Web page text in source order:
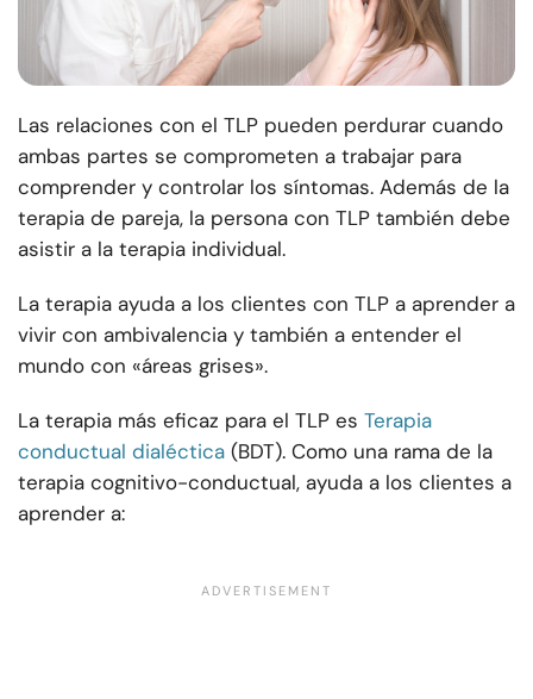
Las relaciones con el TLP pueden perdurar cuando
ambas partes se comprometen a trabajar para
comprender y controlar los síntomas. Además de la
terapia de pareja, la persona con TLP también debe
asistir a la terapia individual.
La terapia ayuda a los clientes con TLP a aprender a
vivir con ambivalencia y también a entender el
mundo con «áreas grises».
La terapia más eficaz para el TLP es Terapia
conductual dialéctica (BDT). Como una rama de la
terapia cognitivo-conductual, ayuda a los clientes a
aprender a: